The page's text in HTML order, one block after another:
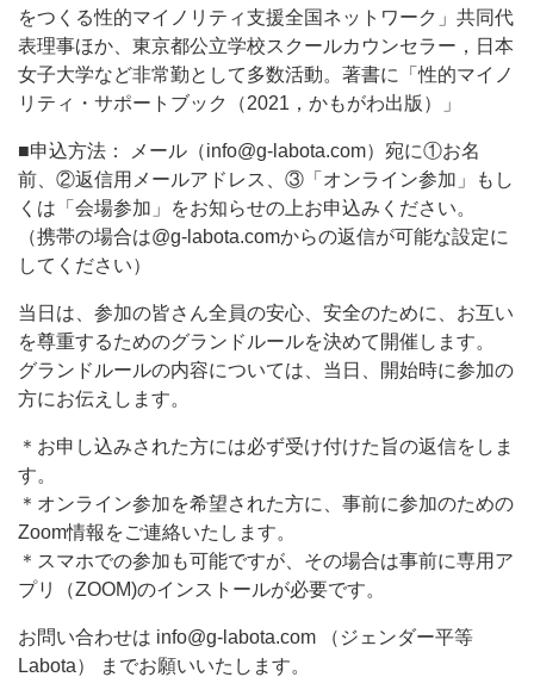
をつくる性的マイノリティ支援全国ネットワーク」共同代
表理事ほか、東京都公立学校スクールカウンセラー，日本
女子大学など非常勤として多数活動。著書に「性的マイノ
リティ・サポートブック（2021，かもがわ出版）」
■申込方法： メール（info@g-labota.com）宛に①お名
前、②返信用メールアドレス、③「オンライン参加」もし
くは「会場参加」をお知らせの上お申込みください。
（携帯の場合は@g-labota.comからの返信が可能な設定に
してください）
当日は、参加の皆さん全員の安心、安全のために、お互い
を尊重するためのグランドルールを決めて開催します。
グランドルールの内容については、当日、開始時に参加の
方にお伝えします。
＊お申し込みされた方には必ず受け付けた旨の返信をしま
す。
＊オンライン参加を希望された方に、事前に参加のための
Zoom情報をご連絡いたします。
＊スマホでの参加も可能ですが、その場合は事前に専用ア
プリ（ZOOM)のインストールが必要です。
お問い合わせは info@g-labota.com （ジェンダー平等
Labota） までお願いいたします。